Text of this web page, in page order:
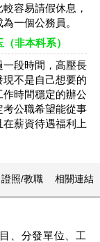
容易請假休息，
一個公務員。
非本科系）
段時間，高壓長
不是自己想要的
時間穩定的辦公
公職希望能從事
薪資待遇福利上
證照/教職 相關連結
、分發單位、工